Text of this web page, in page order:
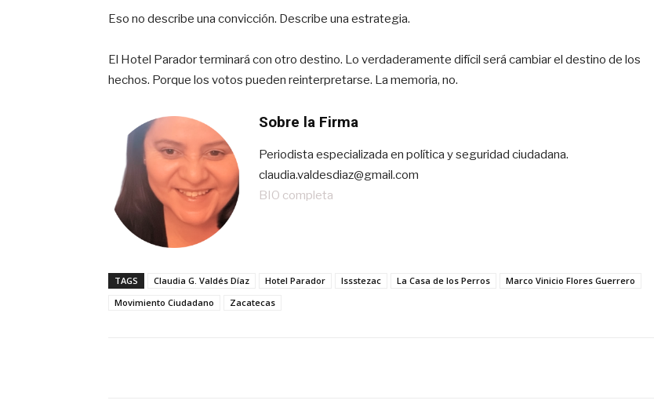
Eso no describe una convicción. Describe una estrategia.
El Hotel Parador terminará con otro destino. Lo verdaderamente difícil será cambiar el destino de los
hechos. Porque los votos pueden reinterpretarse. La memoria, no.
Sobre la Firma
Periodista especializada en política y seguridad ciudadana.
claudia.valdesdiaz@gmail.com
BIO completa
TAGS Claudia G. Valdés Díaz Hotel Parador Issstezac La Casa de los Perros
Marco Vinicio Flores Guerrero
Movimiento Ciudadano
Zacatecas